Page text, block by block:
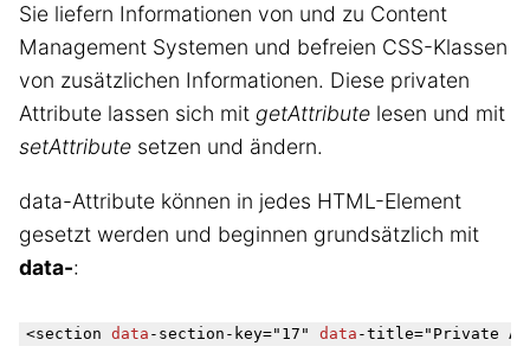
Sie liefern Informationen von und zu Content
Management Systemen und befreien CSS-Klassen
von zusätzlichen Informationen. Diese privaten
Attribute lassen sich mit getAttribute lesen und mit
setAttribute setzen und ändern.
data-Attribute können in jedes HTML-Element
gesetzt werden und beginnen grundsätzlich mit
data-:
<section data -section-key="17" data -title="Private